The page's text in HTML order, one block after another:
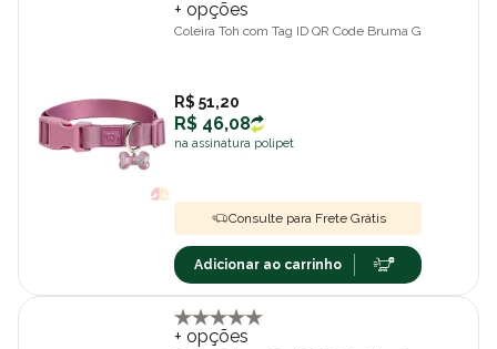
+ opções
Coleira Toh com Tag ID QR Code Bruma G
R$ 51,20
R$ 46,08
na assinatura polipet
Consulte para Frete Grátis
Adicionar ao carrinho
+ opções